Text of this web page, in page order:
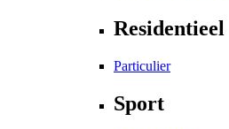
Residentieel
Particulier
Sport